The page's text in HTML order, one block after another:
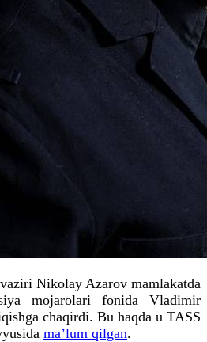
Nikolay Azarov mamlakatda
mojarolari fonida Vladimir
chaqirdi. Bu haqda u TASS
ma’lum qilgan.